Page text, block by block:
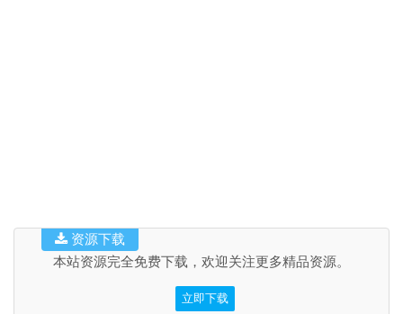
本站资源完全免费下载，欢迎关注更多精品资源。
立即下载
资源下载